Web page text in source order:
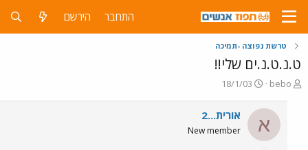
התחבר הירשם
טרשת נפוצה -תמיכה
ט.נ.ט.נ.ים שלי!!
פ
bebo
פ
ס
ם
18/1/03
א אורית...2
New member